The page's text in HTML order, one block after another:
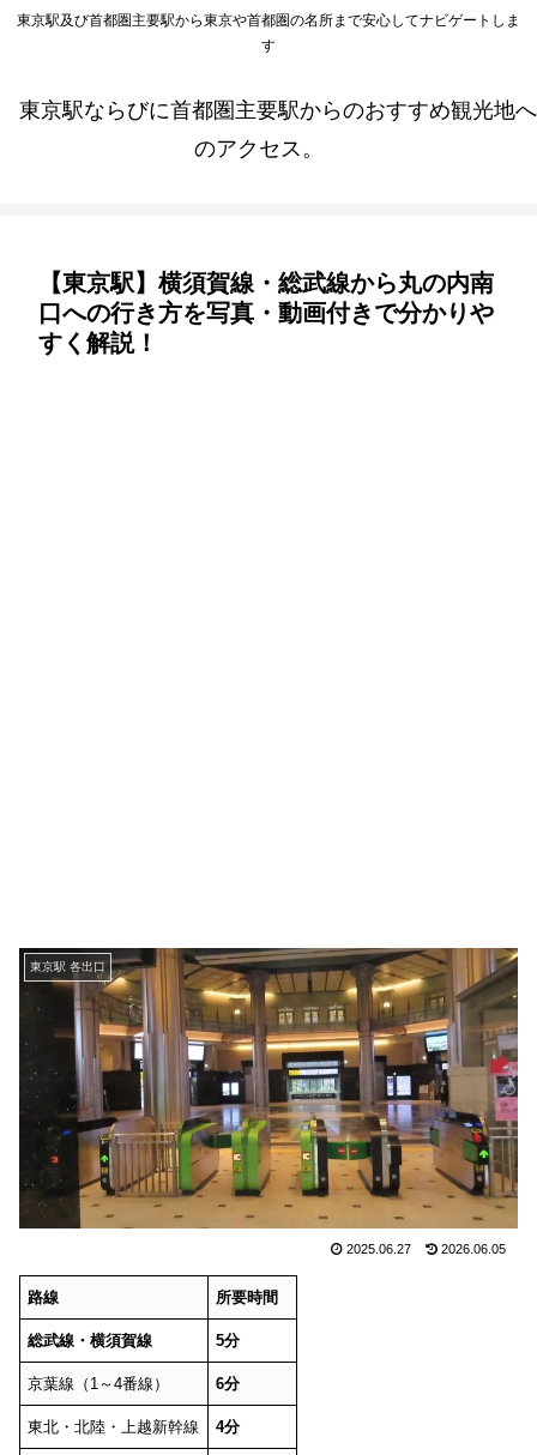
東京駅及び首都圏主要駅から東京や首都圏の名所まで安心してナビゲートしま
す
東京駅ならびに首都圏主要駅からのおすすめ観光地へ
のアクセス。
【東京駅】横須賀線・総武線から丸の内南
口への行き方を写真・動画付きで分かりや
すく解説！
東京駅 各出口
2025.06.27 2026.06.05
路線 所要時間
総武線・横須賀線 5分
京葉線（1～4番線） 6分
東北・北陸・上越新幹線 4分